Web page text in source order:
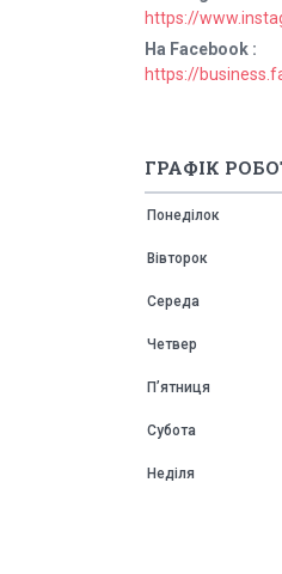
https://
На Facebook
ГРАФІК
Понеділок
Вівторок
Середа
Четвер
Пʼятниця
Субота
Неділя